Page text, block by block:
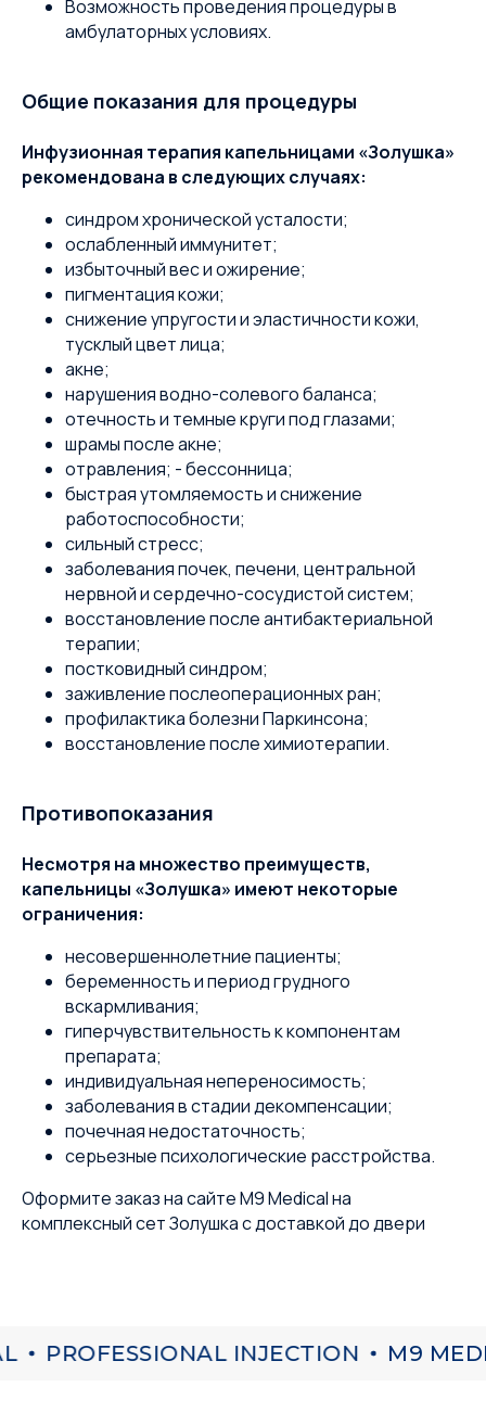
Возможность проведения процедуры в
амбулаторных условиях.
Общие показания для процедуры
Инфузионная терапия капельницами «Золушка»
рекомендована в следующих случаях:
синдром хронической усталости;
ослабленный иммунитет;
избыточный вес и ожирение;
пигментация кожи;
снижение упругости и эластичности кожи,
тусклый цвет лица;
акне;
нарушения водно-солевого баланса;
отечность и темные круги под глазами;
шрамы после акне;
отравления; - бессонница;
быстрая утомляемость и снижение
работоспособности;
сильный стресс;
заболевания почек, печени, центральной
нервной и сердечно-сосудистой систем;
восстановление после антибактериальной
терапии;
постковидный синдром;
заживление послеоперационных ран;
профилактика болезни Паркинсона;
восстановление после химиотерапии.
Противопоказания
Несмотря на множество преимуществ,
капельницы «Золушка» имеют некоторые
ограничения:
несовершеннолетние пациенты;
беременность и период грудного
вскармливания;
гиперчувствительность к компонентам
препарата;
индивидуальная непереносимость;
заболевания в стадии декомпенсации;
почечная недостаточность;
серьезные психологические расстройства.
Оформите заказ на сайте M9 Medical на
комплексный сет Золушка с доставкой до двери
PROFESSIONAL INJECTION M9